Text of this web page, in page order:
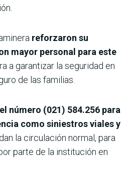
reforzaron su
mayor personal para este
a garantizar la seguridad en
de las familias.
el número (021) 584.256 para
como siniestros viales y
la circulación normal, para
parte de la institución en